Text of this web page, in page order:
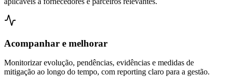
Acompanhar e melhorar
Monitorizar evolução, pendências, evidências e medidas de
mitigação ao longo do tempo, com reporting claro para a gestão.